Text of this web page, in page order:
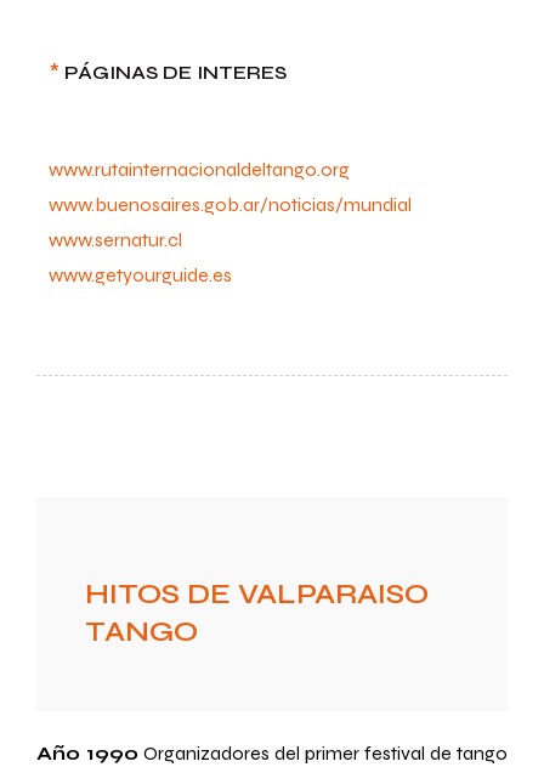
* PÁGINAS DE INTERES
www.rutainternacionaldeltango.org
www.buenosaires.gob.ar/noticias/mundial
www.sernatur.cl
www.getyourguide.es
HITOS DE VALPARAISO
TANGO
Año 1990 Organizadores del primer festival de tango